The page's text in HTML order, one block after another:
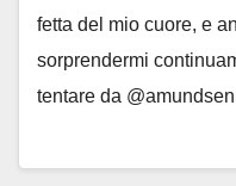
fetta del mio cuore, e
sorprendermi
tentare da